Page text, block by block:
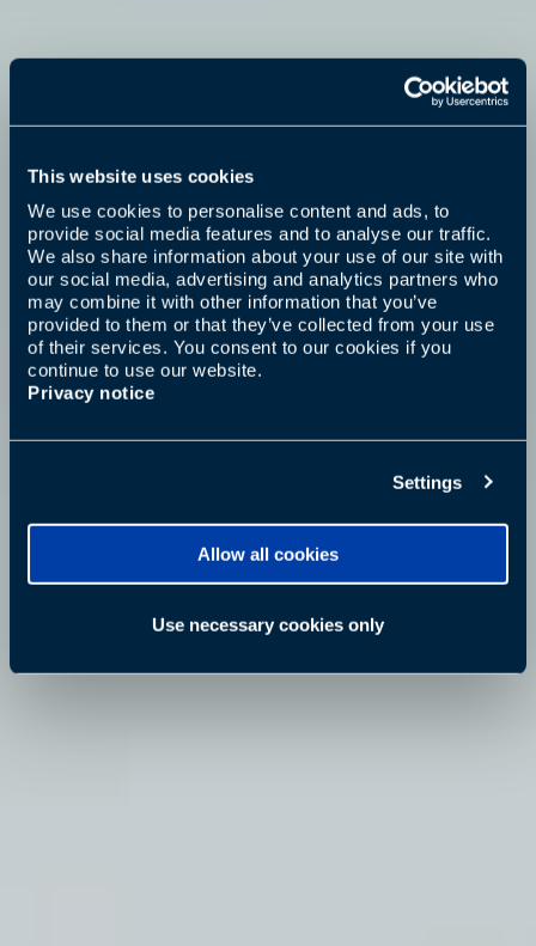
This website uses cookies
We use cookies to personalise content and ads, to
provide social media features and to analyse our traffic.
We also share information about your use of our site with
our social media, advertising and analytics partners who
may combine it with other information that you’ve
provided to them or that they’ve collected from your use
of their services. You consent to our cookies if you
continue to use our website.
Privacy notice
Settings
Allow all cookies
Use necessary cookies only